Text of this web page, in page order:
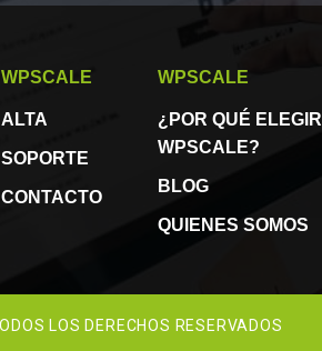
WPSCALE
ALTA
SOPORTE
CONTACTO
WPSCALE
¿POR QUÉ ELEGIR
WPSCALE?
BLOG
QUIENES SOMOS
LOS DERECHOS RESERVADOS